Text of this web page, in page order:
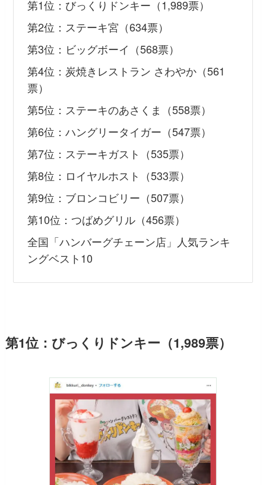
第1位：びっくりドンキー（1,989票）
第2位：ステーキ宮（634票）
第3位：ビッグボーイ（568票）
第4位：炭焼きレストラン さわやか（561
票）
第5位：ステーキのあさくま（558票）
第6位：ハングリータイガー（547票）
第7位：ステーキガスト（535票）
第8位：ロイヤルホスト（533票）
第9位：ブロンコビリー（507票）
第10位：つばめグリル（456票）
全国「ハンバーグチェーン店」人気ランキ
ングベスト10
第1位：びっくりドンキー（1,989票）